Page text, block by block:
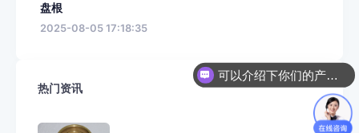
盘根
2025-08-05 17:18:35
热门资讯
你们是怎么收费的呢？